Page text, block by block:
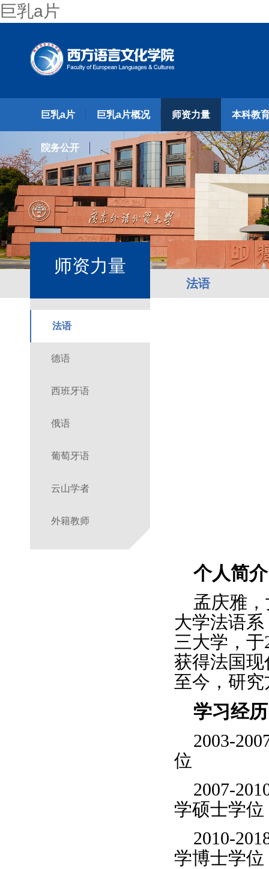
巨乳a片
巨乳a片 巨乳a片概况 师资力量 本科教
院务公开
师资力量
法语
法语
德语
西班牙语
俄语
葡萄牙语
云山学者
外籍教师
个人简
孟庆雅
大学法语
三大学，于
获得法国现
至今，研
学习经
2003-
位
2007-
学硕士学位
2010-
学博士学位